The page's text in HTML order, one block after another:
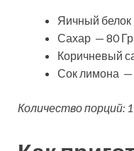
Яичный
Сахар — 80
Коричневый
Сок лимона —
Количество порций: 1